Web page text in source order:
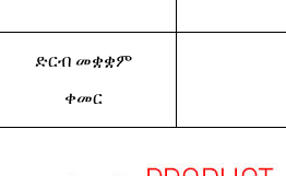
ድርብ መቋቋም
ቀመር